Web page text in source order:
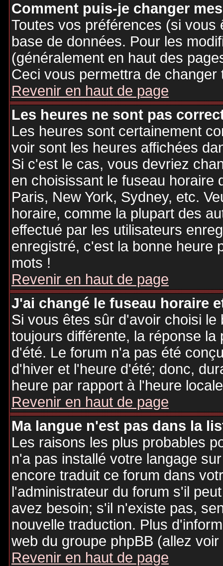
Comment puis-je changer
Toutes vos préférences (si
base de données. Pour les
(généralement en haut des
Ceci vous permettra de
Revenir en haut de page
Les heures ne sont pas
Les heures sont certainement
voir sont les heures affichées
Si c'est le cas, vous devriez
en choisissant le fuseau horaire
Paris, New York, Sydney, etc.
horaire, comme la plupart des
effectué par les utilisateurs
enregistré, c'est la bonne heure
mots !
Revenir en haut de page
J'ai changé le fuseau horaire
Si vous êtes sûr d'avoir choisi
toujours différente, la réponse
d'été. Le forum n'a pas été
d'hiver et l'heure d'été; donc,
heure par rapport à l'heure
Revenir en haut de page
Ma langue n'est pas dans la
Les raisons les plus probables
n'a pas installé votre langage
encore traduit ce forum dans
l'administrateur du forum s'il
avez besoin; s'il n'existe pas,
nouvelle traduction. Plus
web du groupe phpBB (allez
Revenir en haut de page